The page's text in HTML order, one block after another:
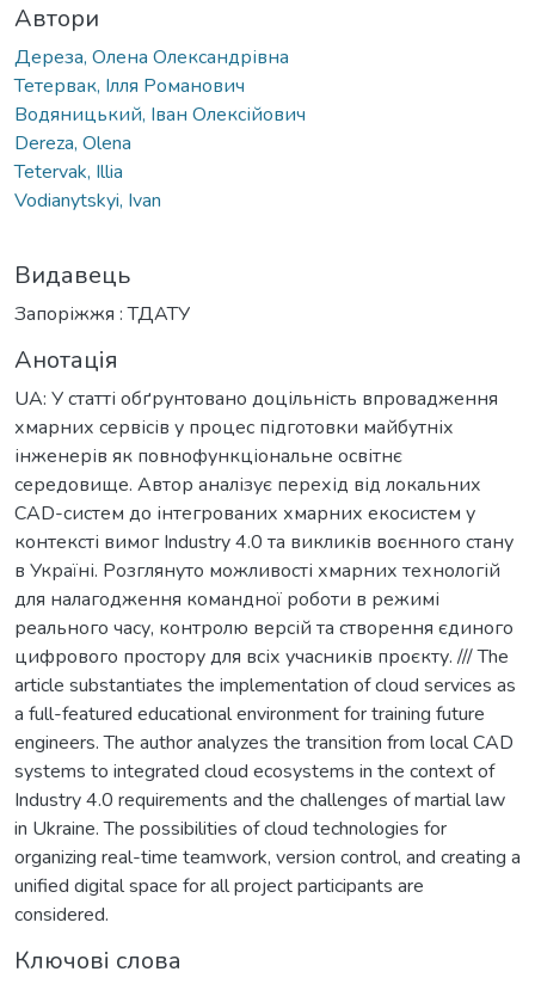
Автори
Дереза, Олена Олександрівна
Тетервак, Ілля Романович
Водяницький, Іван Олексійович
Dereza, Olena
Tetervak, Illia
Vodianytskyi, Ivan
Видавець
Запоріжжя : ТДАТУ
Анотація
UA: У статті обґрунтовано доцільність впровадження
хмарних сервісів у процес підготовки майбутніх
інженерів як повнофункціональне освітнє
середовище. Автор аналізує перехід від локальних
CAD-систем до інтегрованих хмарних екосистем у
контексті вимог Industry 4.0 та викликів воєнного стану
в Україні. Розглянуто можливості хмарних технологій
для налагодження командної роботи в режимі
реального часу, контролю версій та створення єдиного
цифрового простору для всіх учасників проєкту. /// The
article substantiates the implementation of cloud services as
a full-featured educational environment for training future
engineers. The author analyzes the transition from local CAD
systems to integrated cloud ecosystems in the context of
Industry 4.0 requirements and the challenges of martial law
in Ukraine. The possibilities of cloud technologies for
organizing real-time teamwork, version control, and creating a
unified digital space for all project participants are
considered.
Ключові слова